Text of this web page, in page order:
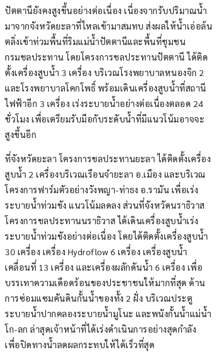
ปัตตานียังคงสูงขึ้นอย่างต่อเนื่อง เนื่องจากรับปริมาณน้ำ
มาจากจังหวัดยะลาที่ไหลเข้ามาสมทบ ส่งผลให้น้ำเอ่อล้น
ตลิ่งเข้าท่วมพื้นที่ริมแม่น้ำปัตตานีและพื้นที่ชุมชน
กรมชลประทาน โดยโครงการชลประทานปัตตานี ได้ติด
ตั้งเครื่องสูบน้ำ 3 เครื่อง บริเวณโรงพยาบาลหนองจิก 2
และโรงพยาบาลโคกโพธิ์ พร้อมเดินเครื่องสูบน้ำที่สถานี
ไฟฟ้าอีก 3 เครื่อง เร่งระบายน้ำอย่างต่อเนื่องตลอด 24
ชั่วโมง เพื่อเตรียมรับมือกับระดับน้ำที่มีแนวโน้มอาจจะ
สูงขึ้นอีก
ที่จังหวัดยะลา โครงการชลประทานยะลา ได้ติดตั้งเครื่อง
สูบน้ำ 2 เครื่องบริเวณเรือนจำยะลา อ.เมือง และบริเวณ
โครงการฟาร์มตัวอย่างวังพญา-ท่าธง อ.รามัน เพื่อเร่ง
ระบายน้ำท่วมขัง แนวโน้มลดลง ส่วนที่จังหวัดนราธิวาส
โครงการชลประทานนราธิวาส ได้เดินเครื่องสูบน้ำเร่ง
ระบายน้ำท่วมขังอย่างต่อเนื่อง โดยได้ติดตั้งเครื่องสูบน้ำ
30 เครื่อง เครื่อง Hydroflow 6 เครื่อง เครื่องสูบน้ำ
เคลื่อนที่ 13 เครื่อง และเครื่องผลักดันน้ำ 6 เครื่อง เพื่อ
บรรเทาความเดือดร้อนของประชาชนให้มากที่สุด ด้าน
การซ่อมแซมคันดินกั้นน้ำของทั้ง 2 ฝั่ง บริเวณประตู
ระบายน้ำปากคลองระบายน้ำมูโนะ และพนังกั้นน้ำแม่น้ำ
โก-ลก ล่าสุดเจ้าหน้าที่ได้เร่งดำเนินการอย่างสุดกำลัง
เพื่อปิดทางน้ำลดผลกระทบให้ได้เร็วที่สุด